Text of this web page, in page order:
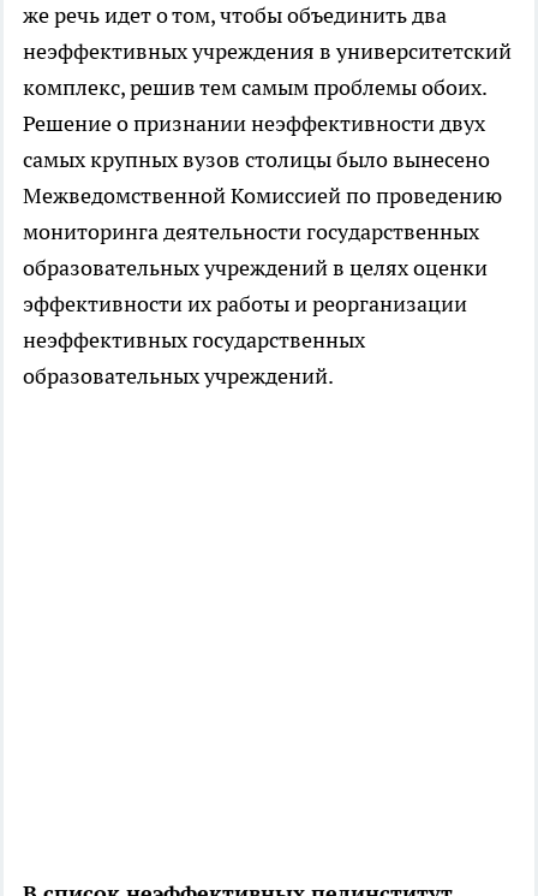
же речь идет о том, чтобы объединить два
неэффективных учреждения в университетский
комплекс, решив тем самым проблемы обоих.
Решение о признании неэффективности двух
самых крупных вузов столицы было вынесено
Межведомственной Комиссией по проведению
мониторинга деятельности государственных
образовательных учреждений в целях оценки
эффективности их работы и реорганизации
неэффективных государственных
образовательных учреждений.